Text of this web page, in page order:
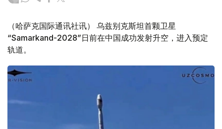
（哈萨克国际通讯社讯） 乌兹别克斯坦首颗卫星
“Samarkand-2028”日前在中国成功发射升空，进入预定
轨道。